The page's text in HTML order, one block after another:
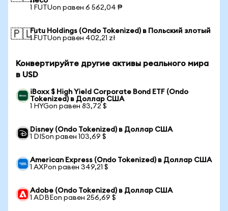
1 FUTUon равен 6 562,04 ₱
🇵🇱Futu Holdings (Ondo Tokenized) в Польский злотый
1 FUTUon равен 402,21 zł
Конвертируйте другие активы реального мира
в USD
iBoxx $ High Yield Corporate Bond ETF (Ondo
Tokenized) в Доллар США
1 HYGon равен 83,72 $
Disney (Ondo Tokenized) в Доллар США
1 DISon равен 103,69 $
American Express (Ondo Tokenized) в Доллар США
1 AXPon равен 349,21 $
Adobe (Ondo Tokenized) в Доллар США
1 ADBEon равен 256,69 $